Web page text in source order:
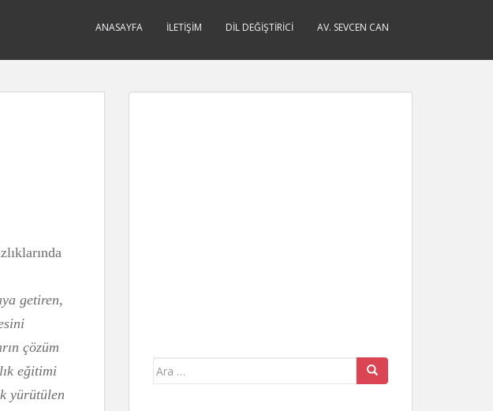
ANASAYFA İLETIŞIM DIL DEĞIŞTIRICI AV. SEVCEN CAN
getiren,
çözüm
eğitimi
yürütülen
Arama